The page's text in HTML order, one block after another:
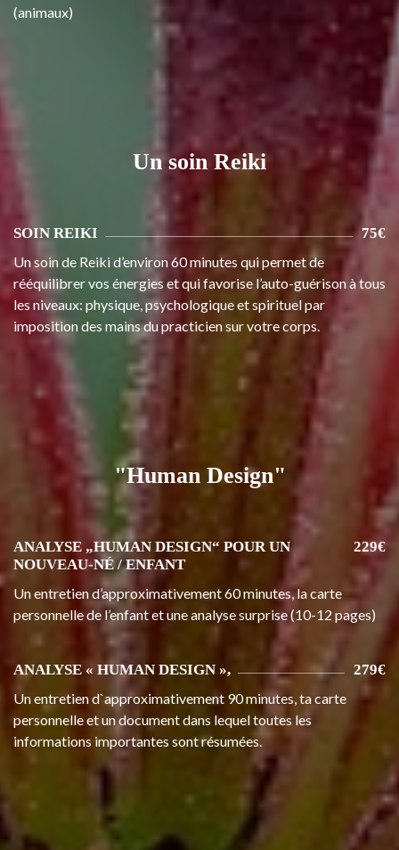
(animaux)
Un soin Reiki
SOIN REIKI
75€
Un soin de Reiki d’environ 60 minutes qui permet de
rééquilibrer vos énergies et qui favorise l’auto-guérison à tous
les niveaux: physique, psychologique et spirituel par
imposition des mains du practicien sur votre corps.
"Human Design"
ANALYSE „HUMAN DESIGN“ POUR UN
NOUVEAU-NÉ / ENFANT
229€
Un entretien d’approximativement 60 minutes, la carte
personnelle de l’enfant et une analyse surprise (10-12 pages)
ANALYSE « HUMAN DESIGN »,
279€
Un entretien d`approximativement 90 minutes, ta carte
personnelle et un document dans lequel toutes les
informations importantes sont résumées.